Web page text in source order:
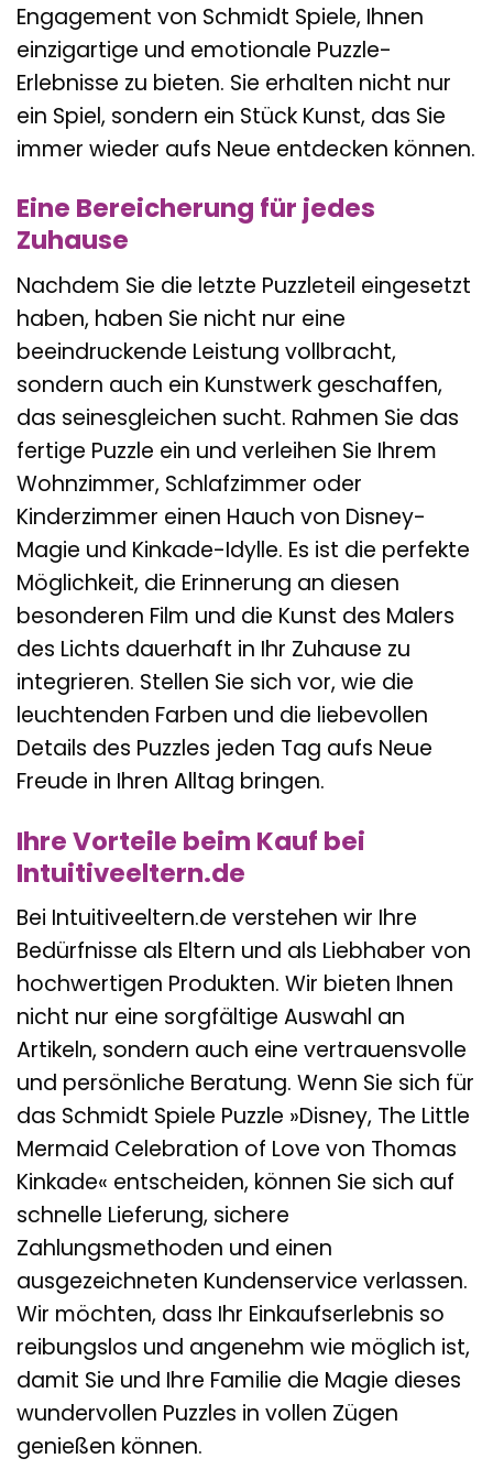
Engagement von Schmidt Spiele, Ihnen
einzigartige und emotionale Puzzle-
Erlebnisse zu bieten. Sie erhalten nicht nur
ein Spiel, sondern ein Stück Kunst, das Sie
immer wieder aufs Neue entdecken können.
Eine Bereicherung für jedes
Zuhause
Nachdem Sie die letzte Puzzleteil eingesetzt
haben, haben Sie nicht nur eine
beeindruckende Leistung vollbracht,
sondern auch ein Kunstwerk geschaffen,
das seinesgleichen sucht. Rahmen Sie das
fertige Puzzle ein und verleihen Sie Ihrem
Wohnzimmer, Schlafzimmer oder
Kinderzimmer einen Hauch von Disney-
Magie und Kinkade-Idylle. Es ist die perfekte
Möglichkeit, die Erinnerung an diesen
besonderen Film und die Kunst des Malers
des Lichts dauerhaft in Ihr Zuhause zu
integrieren. Stellen Sie sich vor, wie die
leuchtenden Farben und die liebevollen
Details des Puzzles jeden Tag aufs Neue
Freude in Ihren Alltag bringen.
Ihre Vorteile beim Kauf bei
Intuitiveeltern.de
Bei Intuitiveeltern.de verstehen wir Ihre
Bedürfnisse als Eltern und als Liebhaber von
hochwertigen Produkten. Wir bieten Ihnen
nicht nur eine sorgfältige Auswahl an
Artikeln, sondern auch eine vertrauensvolle
und persönliche Beratung. Wenn Sie sich für
das Schmidt Spiele Puzzle »Disney, The Little
Mermaid Celebration of Love von Thomas
Kinkade« entscheiden, können Sie sich auf
schnelle Lieferung, sichere
Zahlungsmethoden und einen
ausgezeichneten Kundenservice verlassen.
Wir möchten, dass Ihr Einkaufserlebnis so
reibungslos und angenehm wie möglich ist,
damit Sie und Ihre Familie die Magie dieses
wundervollen Puzzles in vollen Zügen
genießen können.